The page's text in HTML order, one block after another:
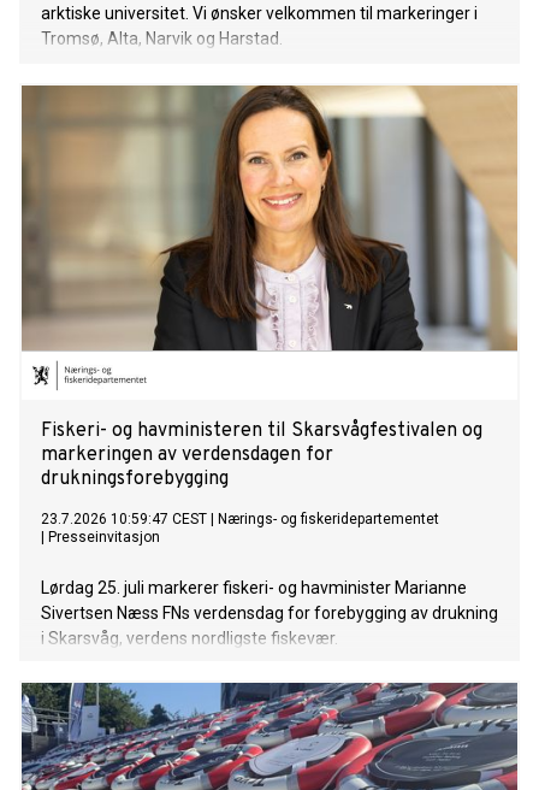
arktiske universitet. Vi ønsker velkommen til markeringer i
Tromsø, Alta, Narvik og Harstad.
Fiskeri- og havministeren til Skarsvågfestivalen og
markeringen av verdensdagen for
drukningsforebygging
23.7.2026 10:59:47 CEST
Nærings- og fiskeridepartementet
Presseinvitasjon
Lørdag 25. juli markerer fiskeri- og havminister Marianne
Sivertsen Næss FNs verdensdag for forebygging av drukning
i Skarsvåg, verdens nordligste fiskevær.